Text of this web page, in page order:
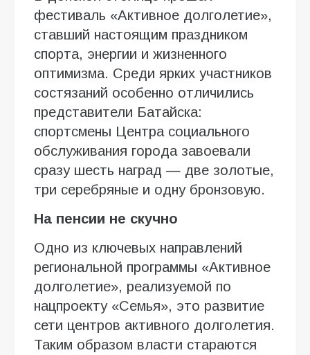
фестиваль «Активное долголетие»,
ставший настоящим праздником
спорта, энергии и жизненного
оптимизма. Среди ярких участников
состязаний особенно отличились
представители Батайска:
спортсмены Центра социального
обслуживания города завоевали
сразу шесть наград — две золотые,
три серебряные и одну бронзовую.
На пенсии не скучно
Одно из ключевых направлений
региональной программы «Активное
долголетие», реализуемой по
нацпроекту «Семья», это развитие
сети центров активного долголетия.
Таким образом власти стараются